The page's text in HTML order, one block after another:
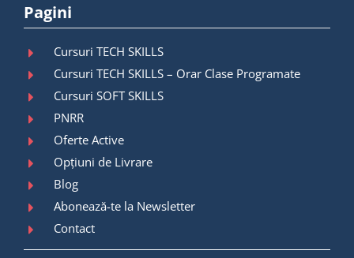
Pagini
Cursuri TECH SKILLS
Cursuri TECH SKILLS – Orar Clase Programate
Cursuri SOFT SKILLS
PNRR
Oferte Active
Opțiuni de Livrare
Blog
Abonează-te la Newsletter
Contact